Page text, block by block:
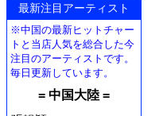
最新注目アーティスト
※中国の最新ヒットチャー
トと当店人気を総合した今
注目のアーティストです。
毎日更新しています。
= 中国大陸 =